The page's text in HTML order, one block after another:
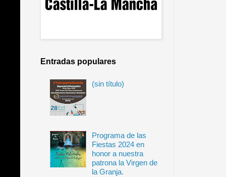
Entradas populares
(sin título)
Programa de las
Fiestas 2024 en
honor a nuestra
patrona la Virgen de
la Granja.